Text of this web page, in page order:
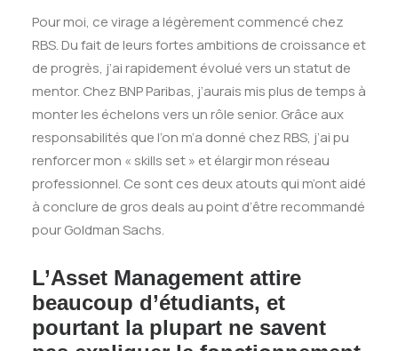
Pour moi, ce virage a légèrement commencé chez
RBS. Du fait de leurs fortes ambitions de croissance et
de progrès, j’ai rapidement évolué vers un statut de
mentor. Chez BNP Paribas, j’aurais mis plus de temps à
monter les échelons vers un rôle senior. Grâce aux
responsabilités que l’on m’a donné chez RBS, j’ai pu
renforcer mon « skills set » et élargir mon réseau
professionnel. Ce sont ces deux atouts qui m’ont aidé
à conclure de gros deals au point d’être recommandé
pour Goldman Sachs.
L’Asset Management attire
beaucoup d’étudiants, et
pourtant la plupart ne savent